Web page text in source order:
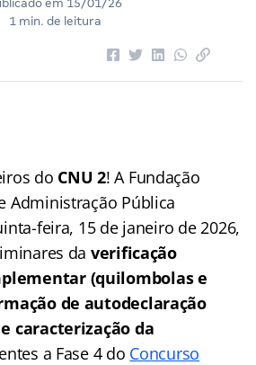
em 15/01/26
1 min. de leitura
do CNU 2! A Fundação
Administração Pública
feira, 15 de janeiro de 2026,
da verificação
(quilombolas e
de autodeclaração
caracterização da
a Fase 4 do Concurso